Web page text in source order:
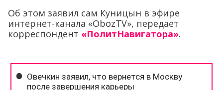
Об этом заявил сам Куницын в эфире
интернет-канала «ObozTV», передает
корреспондент «ПолитНавигатора».